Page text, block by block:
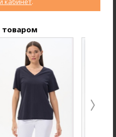
Джемпер F2571-M59.6F01
Вязаная вискоза с начесом
new
товаром